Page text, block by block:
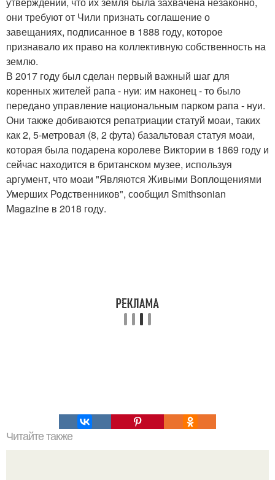
они требуют от Чили признать соглашение о
завещаниях, подписанное в 1888 году, которое
признавало их право на коллективную собственность на
землю.
В 2017 году был сделан первый важный шаг для
коренных жителей рапа - нуи: им наконец - то было
передано управление национальным парком рапа - нуи.
Они также добиваются репатриации статуй моаи, таких
как 2, 5-метровая (8, 2 фута) базальтовая статуя моаи,
которая была подарена королеве Виктории в 1869 году и
сейчас находится в британском музее, используя
аргумент, что моаи "Являются Живыми Воплощениями
Умерших Родственников", сообщил Smithsonian
Magazine в 2018 году.
Читайте также